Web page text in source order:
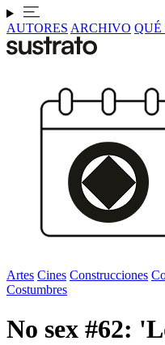
AUTORES ARCHIVO QUÉ
Artes Cines Construcciones
Costumbres
No sex #62: